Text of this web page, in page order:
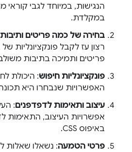
הנגישות, במיוחד לגבי קוראי
במקלדת.
בחירה של כמה פריטים
רצון עז לקבל פונקציונליות
פריטים ותמיכה בתיבות
פונקציונליות חיפוש: היכולת
האפשרויות שנבחרו היא
עיצוב ותאימות לדפדפנים:
אפשרויות העיצוב, התאימות
באיפוס CSS.
פרטי הטמעה: נשאלו שאלות